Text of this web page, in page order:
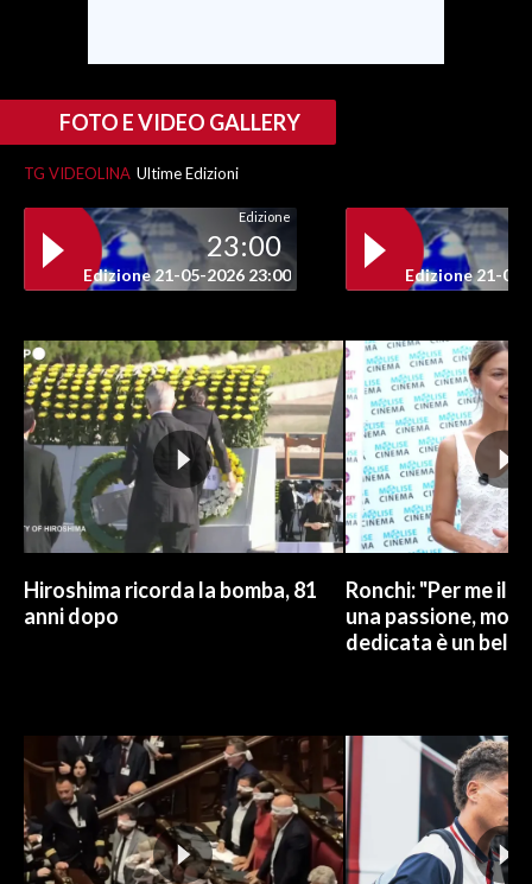
FOTO E VIDEO GALLERY
TG VIDEOLINA Ultime Edizioni
Edizione
23:00
Edizione 21-05-2026 23:00 Edizione 21-05-
Hiroshima ricorda la bomba, 81
anni dopo
Ronchi: "Per me il
una passione,
dedicata è un bel